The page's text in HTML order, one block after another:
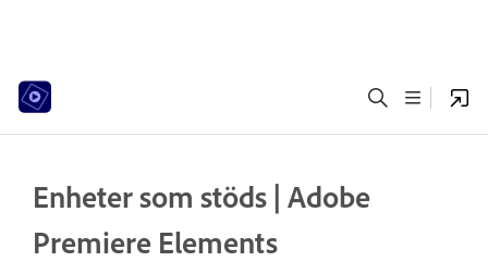
Enheter som stöds | Adobe
Premiere Elements